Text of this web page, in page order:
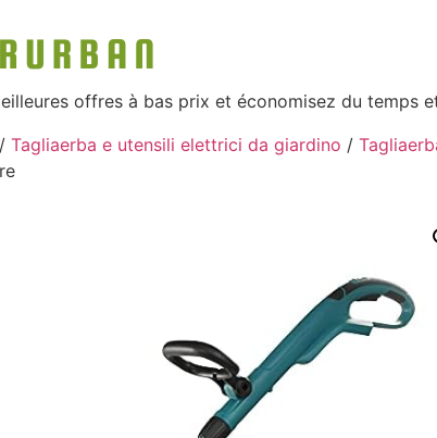
offres à bas prix et économisez du temps
/ Tagliaerba e utensili elettrici da giardino /